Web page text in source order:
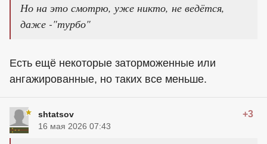
Но на это смотрю, уже никто, не ведётся,
даже -"турбо"
Есть ещё некоторые заторможенные или
ангажированные, но таких все меньше.
shtatsov +3
16 мая 2026 07:43